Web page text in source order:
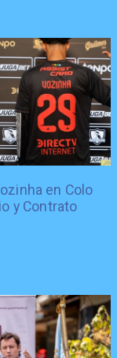
en Colo
y Contrato